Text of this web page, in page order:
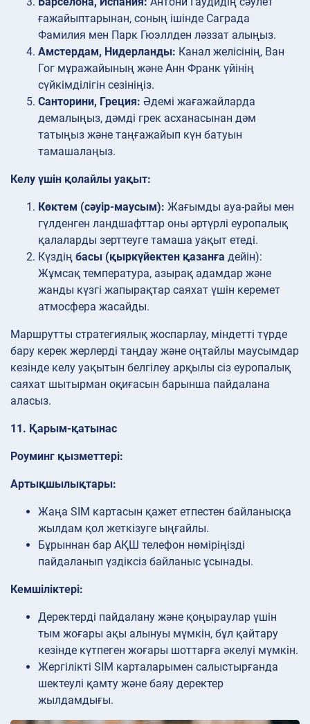
ғажайыптарынан, соның ішінде Саграда
Фамилия мен Парк Гюэллден ләззат алыңыз.
Амстердам, Нидерланды: Канал желісінің, Ван
Гог мұражайының және Анн Франк үйінің
сүйкімділігін сезініңіз.
Санторини, Греция: Әдемі жағажайларда
демалыңыз, дәмді грек асханасынан дәм
татыңыз және таңғажайып күн батуын
тамашалаңыз.
Келу үшін қолайлы уақыт:
Көктем (сәуір-маусым): Жағымды ауа-райы мен
гүлденген ландшафттар оны әртүрлі еуропалық
қалаларды зерттеуге тамаша уақыт етеді.
Күздің басы (қыркүйектен қазанға дейін):
Жұмсақ температура, азырақ адамдар және
жанды күзгі жапырақтар саяхат үшін керемет
атмосфера жасайды.
Маршрутты стратегиялық жоспарлау, міндетті түрде
бару керек жерлерді таңдау және оңтайлы маусымдар
кезінде келу уақытын белгілеу арқылы сіз еуропалық
саяхат шытырман оқиғасын барынша пайдалана
аласыз.
11. Қарым-қатынас
Роуминг қызметтері:
Артықшылықтары:
Жаңа SIM картасын қажет етпестен байланысқа
жылдам қол жеткізуге ыңғайлы.
Бұрыннан бар АҚШ телефон нөміріңізді
пайдаланып үздіксіз байланыс ұсынады.
Кемшіліктері:
Деректерді пайдалану және қоңыраулар үшін
тым жоғары ақы алынуы мүмкін, бұл қайтару
кезінде күтпеген жоғары шоттарға әкелуі мүмкін.
Жергілікті SIM карталарымен салыстырғанда
шектеулі қамту және баяу деректер
жылдамдығы.